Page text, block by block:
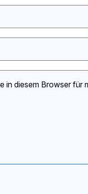
in diesem Browser für